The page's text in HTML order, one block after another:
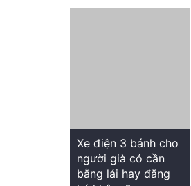
Xe điện 3 bánh cho
người già có cần
bằng lái hay đăng